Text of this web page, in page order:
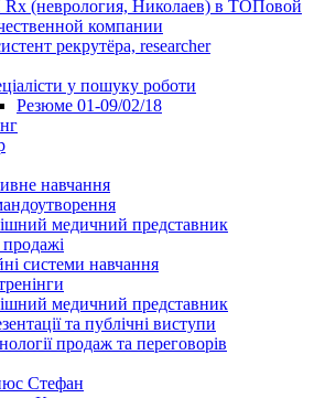
(неврология, Николаев) в ТОПовой
компании
рекрутёра, researcher
у пошуку роботи
Резюме 01-09/02/18
навчання
медичний представник
системи навчання
медичний представник
та публічні виступи
продаж та переговорів
Стефан